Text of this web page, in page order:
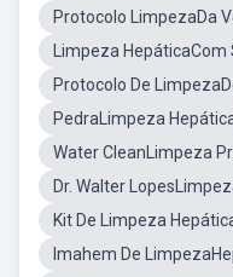
Protocolo LimpezaDa
Limpeza
Protocolo De
PedraLimpeza
Water CleanLimpeza
Dr. Walter
Kit De Limpeza
Imahem De